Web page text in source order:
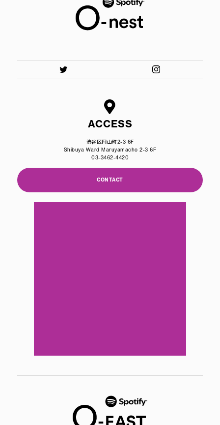
ACCESS
渋谷区円山町2-3 6F
Shibuya Ward Maruyamacho 2-3 6F
03-3462-4420
CONTACT